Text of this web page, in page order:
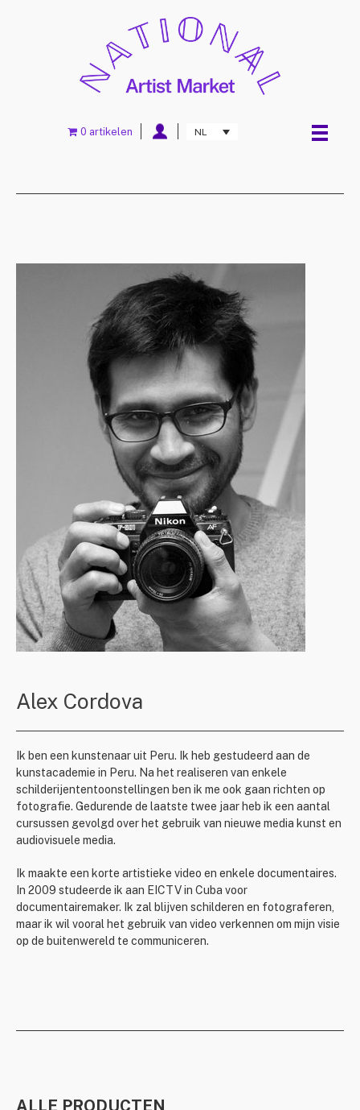
NL
0 artikelen
Alex Cordova
Ik ben een kunstenaar uit Peru. Ik heb gestudeerd aan de
kunstacademie in Peru. Na het realiseren van enkele
schilderijententoonstellingen ben ik me ook gaan richten op
fotografie. Gedurende de laatste twee jaar heb ik een aantal
cursussen gevolgd over het gebruik van nieuwe media kunst en
audiovisuele media.
Ik maakte een korte artistieke video en enkele documentaires.
In 2009 studeerde ik aan EICTV in Cuba voor
documentairemaker. Ik zal blijven schilderen en fotograferen,
maar ik wil vooral het gebruik van video verkennen om mijn visie
op de buitenwereld te communiceren.
ALLE PRODUCTEN